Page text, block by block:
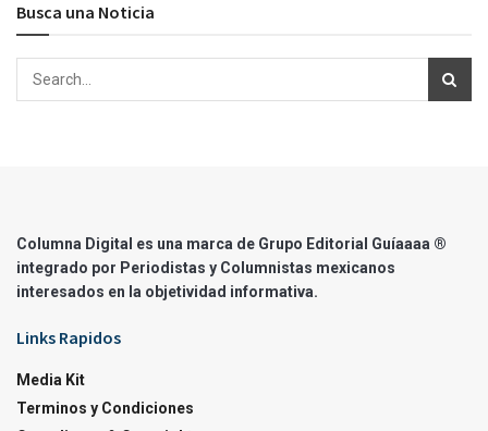
Busca una Noticia
Columna Digital es una marca de Grupo Editorial Guíaaaa ®
integrado por Periodistas y Columnistas mexicanos
interesados en la objetividad informativa.
Links Rapidos
Media Kit
Terminos y Condiciones